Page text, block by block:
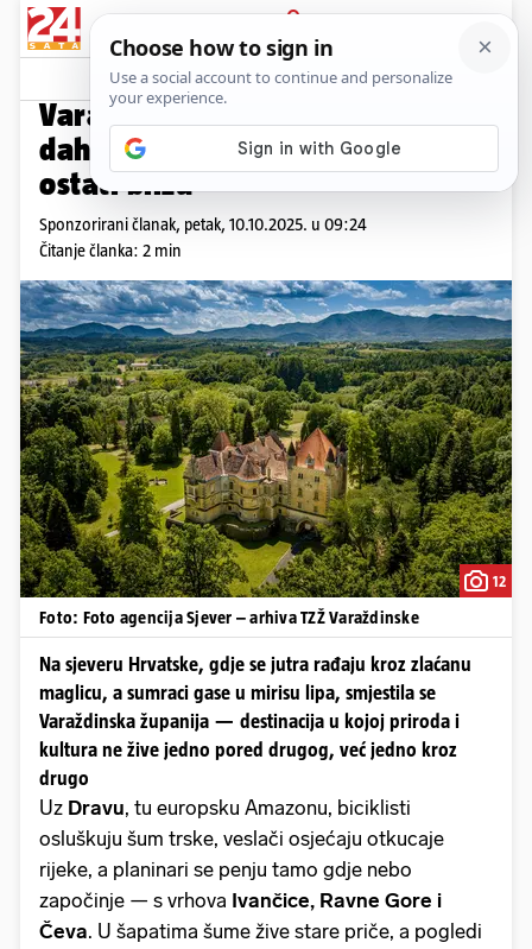
PRIJAVA
Promo sadržaj
Varaždinska županija u jednom
dahu: Kada želiš pobjeći, a
ostati blizu
Sponzorirani članak, petak, 10.10.2025. u 09:24
Čitanje članka: 2 min
12
Foto: Foto agencija Sjever – arhiva TZŽ Varaždinske
Na sjeveru Hrvatske, gdje se jutra rađaju kroz zlaćanu
maglicu, a sumraci gase u mirisu lipa, smjestila se
Varaždinska županija — destinacija u kojoj priroda i
kultura ne žive jedno pored drugog, već jedno kroz
drugo
Uz Dravu, tu europsku Amazonu, biciklisti
osluškuju šum trske, veslači osjećaju otkucaje
rijeke, a planinari se penju tamo gdje nebo
započinje — s vrhova Ivančice, Ravne Gore i
Čeva. U šapatima šume žive stare priče, a pogledi